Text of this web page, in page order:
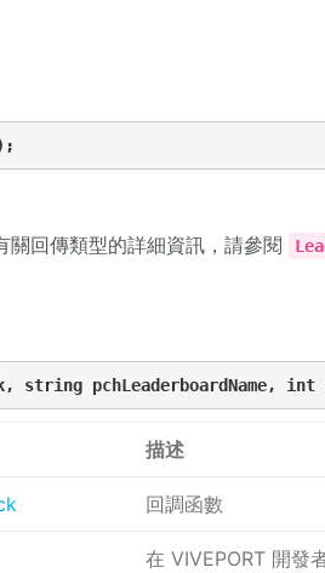
回傳類型的詳細資訊，請參閱
string pchLeaderboardName, int
描述
回調函數
在 VIVEPORT 開發